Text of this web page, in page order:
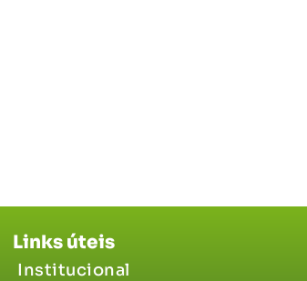
Links úteis
Institucional